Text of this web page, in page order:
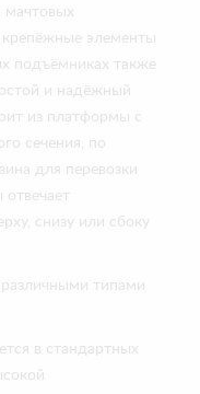
мачтовых
элементы
подъёмниках также
и надёжный
из платформы с
сечения, по
для перевозки
снизу или сбоку
типами
в стандартных